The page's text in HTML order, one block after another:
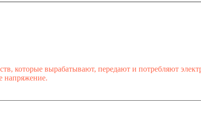
которые вырабатывают, передают и потребляют
напряжение.